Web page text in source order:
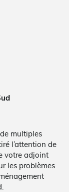
multiples
l’attention de
votre adjoint
les problèmes